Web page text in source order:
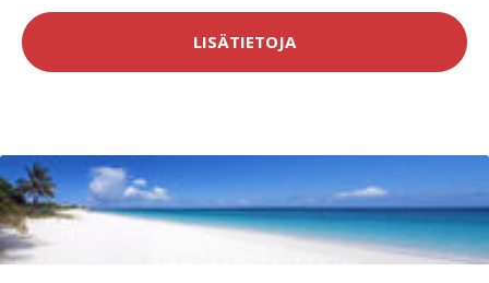
LISÄTIETOJA